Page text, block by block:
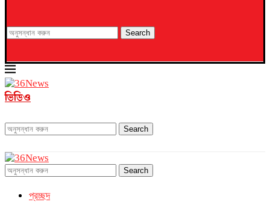
Search
ভিডিও
Search
Search
প্রচ্ছদ